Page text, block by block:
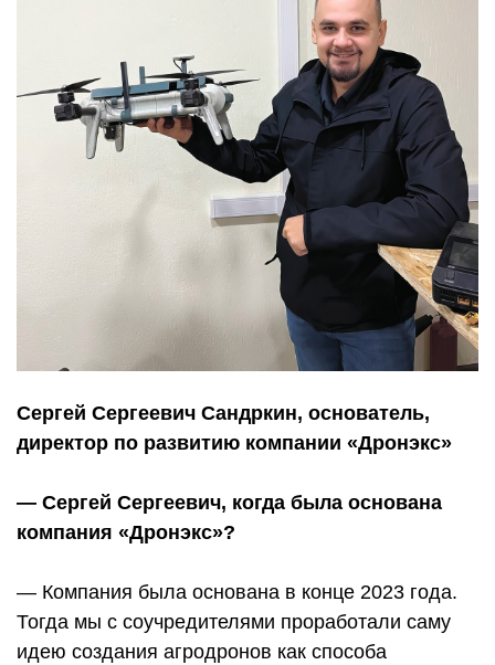
Сергей Сергеевич Сандркин, основатель,
директор по развитию компании «Дронэкс»
— Сергей Сергеевич, когда была основана
компания «Дронэкс»?
— Компания была основана в конце 2023 года.
Тогда мы с соучредителями проработали саму
идею создания агродронов как способа